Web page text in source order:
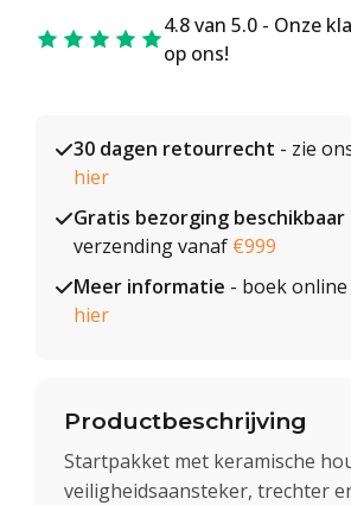
4.8 van 5.0 - Onze
op ons!
30 dagen retourrecht - zie
hier
Gratis bezorging beschikbaar
verzending vanaf €999
Meer informatie - boek
hier
Productbeschrijving
Startpakket met keramische
veiligheidsaansteker, trechter